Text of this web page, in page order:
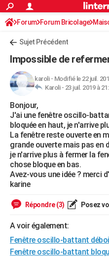
ACTUALITÉS
Politique
Société
Faits Divers
Education
Monde
Villes
+
FINANCE
Retraite
Impôts
Epargne
Immobilier
Risques naturels par ville
Banque
Assurance
Crédit
AUTO
Essais
Réserver un essai
Citadines
Berlines
SUV
Forum auto
+HIGH-TECH
Mobiles
Meilleur smartphone
Internet
Ordinateurs
Jeux vidéo
Guide high-tech
+BRICOLAGE
Forum
Aménagement intérieur
Extérieur
Cuisine
Salle de bains
Jardinage
Rangement
WEEK-END
Guides de France
Escapades
Patrimoine
Expositions
Musées
Week-end nature
LIFESTYLE
Alimentation
Guide de la santé
Maladies
Médicaments
Sommeil
Destinations
City break
Voyage nature
Voyage de noces
Forum
Climat
+
GUIDES D'ACHAT
Forum Forum Bricolage
Sujet Précédent
Impossible de
karoli- Modifié le 22 juil.
Karoli - 23 juil. 2019 à
Bonjour,
J'ai une fenêtre oscillo-
bloquée en haut, je n'arrive
La fenêtre reste ouverte en
grande ouverte mais pas en
je n'arrive plus à fermer la
chose bloque en bas.
Avez-vous une idée ? merci
karine
Répondre (3) Posez
A voir également:
Fenêtre oscillo-battant
Fenêtre oscillo-battant